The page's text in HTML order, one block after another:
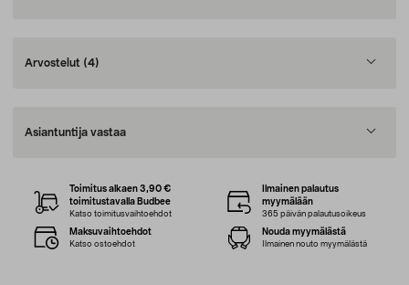
Arvostelut (4)
Asiantuntija vastaa
Toimitus alkaen 3,90 €
toimitustavalla Budbee
Katso toimitusvaihtoehdot
Ilmainen palautus
myymälään
365 päivän palautusoikeus
Maksuvaihtoehdot
Katso ostoehdot
Nouda myymälästä
Ilmainen nouto myymälästä